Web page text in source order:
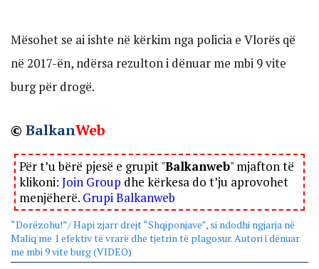
Mësohet se ai ishte në kërkim nga policia e Vlorës që
në 2017-ën, ndërsa rezulton i dënuar me mbi 9 vite
burg për drogë.
© BalkanWeb
Për t’u bërë pjesë e grupit "Balkanweb" mjafton të
klikoni: Join Group dhe kërkesa do t’ju aprovohet
menjëherë. Grupi Balkanweb
“Dorëzohu!”/ Hapi zjarr drejt “Shqiponjave”, si ndodhi ngjarja në
Maliq me 1 efektiv të vrarë dhe tjetrin të plagosur. Autori i dënuar
me mbi 9 vite burg (VIDEO)